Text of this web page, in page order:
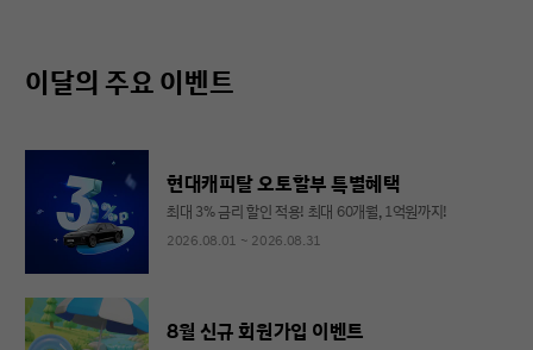
이달의 주요 이벤트
현대캐피탈 오토할부 특별혜택
최대 3% 금리 할인 적용! 최대 60개월, 1억원까지!
2026.08.01 ~ 2026.08.31
8월 신규 회원가입 이벤트